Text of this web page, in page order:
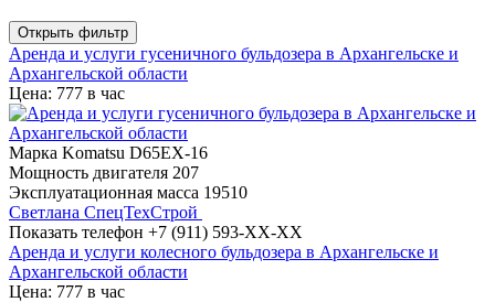
Открыть фильтр
Аренда и услуги гусеничного бульдозера в Архангельске и
Архангельской области
Цена: 777 в час
Марка Komatsu D65EX-16
Мощность двигателя 207
Эксплуатационная масса 19510
Светлана СпецТехСтрой
Показать телефон +7 (911) 593-XX-XX
Аренда и услуги колесного бульдозера в Архангельске и
Архангельской области
Цена: 777 в час